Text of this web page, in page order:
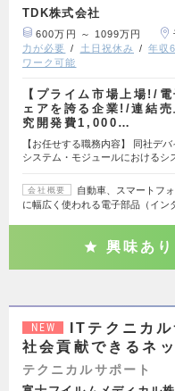
TDK株式会社
600万円 ～ 1099万円
力が必要
土日祝休み 年収
ワーク可能
【プライム市場上場!/
ェアを誇る企業!/連結
究開発費1,000…
【お任せする職務内容】 同社デ
システム・モジュールにおけるシ
会社概要
自動車、スマートフ
に幅広く使われる電子部品（イン
興味あり
NEW
ITテクニカ
社会貢献できるネ
テクニカルサポート